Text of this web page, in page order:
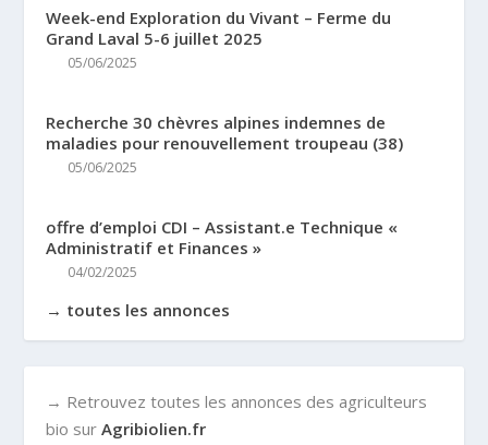
Week-end Exploration du Vivant – Ferme du
Grand Laval 5-6 juillet 2025
05/06/2025
Recherche 30 chèvres alpines indemnes de
maladies pour renouvellement troupeau (38)
05/06/2025
offre d’emploi CDI – Assistant.e Technique «
Administratif et Finances »
04/02/2025
→ toutes les annonces
→ Retrouvez toutes les annonces des agriculteurs
bio surAgribiolien.fr